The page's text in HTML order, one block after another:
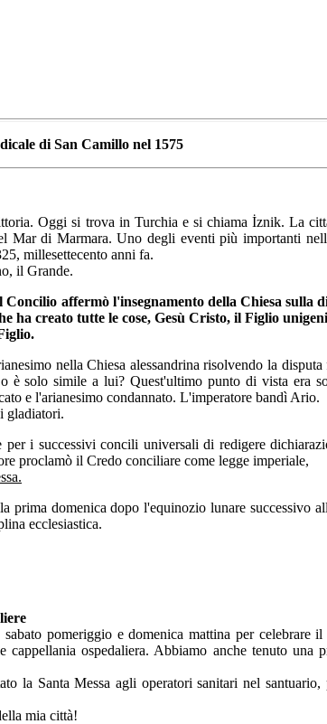
di San Camillo nel 1575
Oggi si trova in Turchia e si chiama İznik. La
Mar di Marmara. Uno degli eventi più importanti
millesettecento anni fa.
il Grande.
affermò l'insegnamento della Chiesa
creato tutte le cose, Gesù Cristo, il Figlio
nella Chiesa alessandrina risolvendo la
è solo simile a lui? Quest'ultimo punto di vista era
e l'arianesimo condannato. L'imperatore bandì Ario.
gladiatori.
i successivi concili universali di redigere
proclamò il Credo conciliare come legge imperiale,
domenica dopo l'equinozio lunare successivo
ecclesiastica.
pomeriggio e domenica mattina per celebrare il
ospedaliera. Abbiamo anche tenuto una
Messa agli operatori sanitari nel santuario,
mia città!